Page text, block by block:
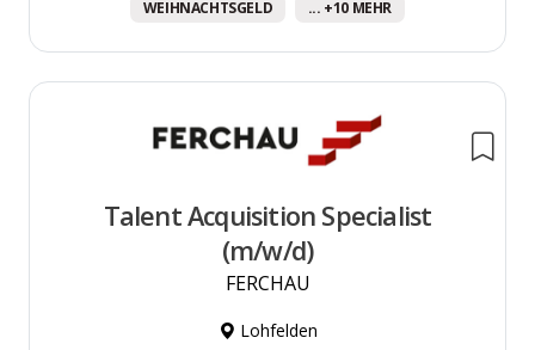
WEIHNACHTSGELD ... +10 MEHR
Talent Acquisition Specialist
(m/w/d)
FERCHAU
Lohfelden